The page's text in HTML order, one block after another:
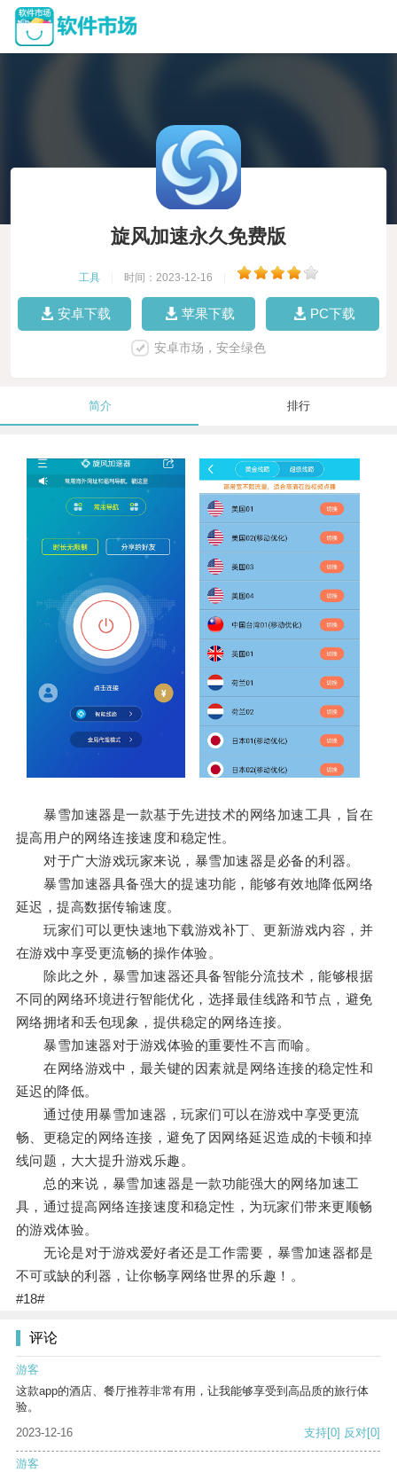
旋风加速永久免费版
工具 时间：2023-12-16
安卓下载 苹果下载 PC下载
安卓市场，安全绿色
简介 排行
暴雪加速器是一款基于先进技术的网络加速工具，旨在
提高用户的网络连接速度和稳定性。
对于广大游戏玩家来说，暴雪加速器是必备的利器。
暴雪加速器具备强大的提速功能，能够有效地降低网络
延迟，提高数据传输速度。
玩家们可以更快速地下载游戏补丁、更新游戏内容，并
在游戏中享受更流畅的操作体验。
除此之外，暴雪加速器还具备智能分流技术，能够根据
不同的网络环境进行智能优化，选择最佳线路和节点，避免
网络拥堵和丢包现象，提供稳定的网络连接。
暴雪加速器对于游戏体验的重要性不言而喻。
在网络游戏中，最关键的因素就是网络连接的稳定性和
延迟的降低。
通过使用暴雪加速器，玩家们可以在游戏中享受更流
畅、更稳定的网络连接，避免了因网络延迟造成的卡顿和掉
线问题，大大提升游戏乐趣。
总的来说，暴雪加速器是一款功能强大的网络加速工
具，通过提高网络连接速度和稳定性，为玩家们带来更顺畅
的游戏体验。
无论是对于游戏爱好者还是工作需要，暴雪加速器都是
不可或缺的利器，让你畅享网络世界的乐趣！。
#18#
评论
游客
这款app的酒店、餐厅推荐非常有用，让我能够享受到高品质的旅行体
验。
2023-12-16
支持[0] 反对[0]
游客